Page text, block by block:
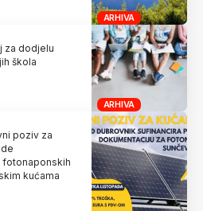
ARHIVA
ARHIVA
za dodjelu
škola
poziv za
fotonaponskih
kućama